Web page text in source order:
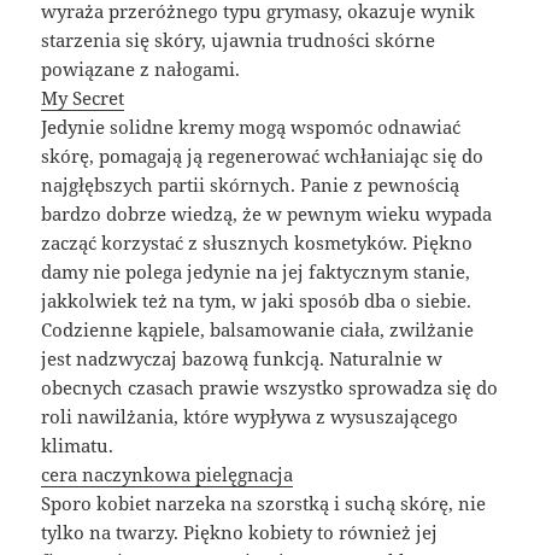
wyraża przeróżnego typu grymasy, okazuje wynik
starzenia się skóry, ujawnia trudności skórne
powiązane z nałogami.
My Secret
Jedynie solidne kremy mogą wspomóc odnawiać
skórę, pomagają ją regenerować wchłaniając się do
najgłębszych partii skórnych. Panie z pewnością
bardzo dobrze wiedzą, że w pewnym wieku wypada
zacząć korzystać z słusznych kosmetyków. Piękno
damy nie polega jedynie na jej faktycznym stanie,
jakkolwiek też na tym, w jaki sposób dba o siebie.
Codzienne kąpiele, balsamowanie ciała, zwilżanie
jest nadzwyczaj bazową funkcją. Naturalnie w
obecnych czasach prawie wszystko sprowadza się do
roli nawilżania, które wypływa z wysuszającego
klimatu.
cera naczynkowa pielęgnacja
Sporo kobiet narzeka na szorstką i suchą skórę, nie
tylko na twarzy. Piękno kobiety to również jej